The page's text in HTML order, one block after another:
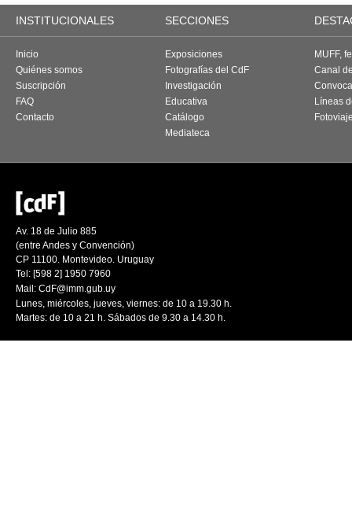
INSTITUCIONALES SECCIONES
Inicio
Quiénes somos
Suscripción
FAQ
Contacto
Exposiciones
Fotografías del CdF
Investigación
Educativa
Catálogo
Mediateca
MUFF,
Canal
Líneas
Av. 18 de Julio 885
(entre Andes y Convención)
CP 11100. Montevideo. Uruguay
Tel: [598 2] 1950 7960
Mail: CdF@imm.gub.uy
Lunes, miércoles, jueves, viernes: de 10 a 19.30 h.
Martes: de 10 a 21 h. Sábados de 9.30 a 14.30 h.